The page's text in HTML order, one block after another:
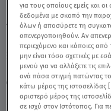
Κυριακή 9 Αυγούστου
05.06.26, 22:12
ΕΛΛΑΔΑ
Πηγή: Δελτίο Ειδήσεων STAR
TAGS: ΔΕΛΤΙΟ ΕΙΔΗΣΕΩΝ
για τους οποίους εμείς και
δεδομένα με σκοπό την
όλων ή αποσύρετε τη
απενεργοποιηθούν. Αν
περιεχόμενο και κάποιες από
μην είναι τόσο σχετικές με
μενού για να αλλάξετε τις
ανά πάσα στιγμή πατώντας
κάτω μέρος της ιστοσελίδας
αριστερό μέρος της
σε ισχύ στον Ιστότοπος. Για